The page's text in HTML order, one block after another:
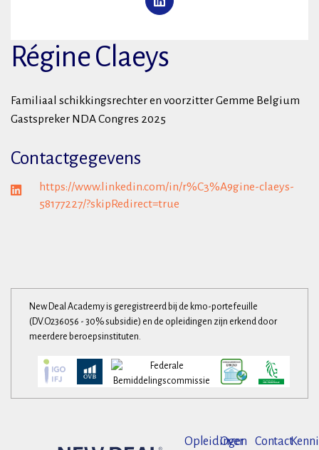
Régine Claeys
Familiaal schikkingsrechter en voorzitter Gemme Belgium
Gastspreker NDA Congres 2025
Contactgegevens
https://www.linkedin.com/in/r%C3%A9gine-claeys-
58177227/?skipRedirect=true
New Deal Academy is geregistreerd bij de kmo-portefeuille
(DV.O236056 - 30% subsidie) en de opleidingen zijn erkend door
meerdere beroepsinstituten.
Opleidingen
Over
Contact